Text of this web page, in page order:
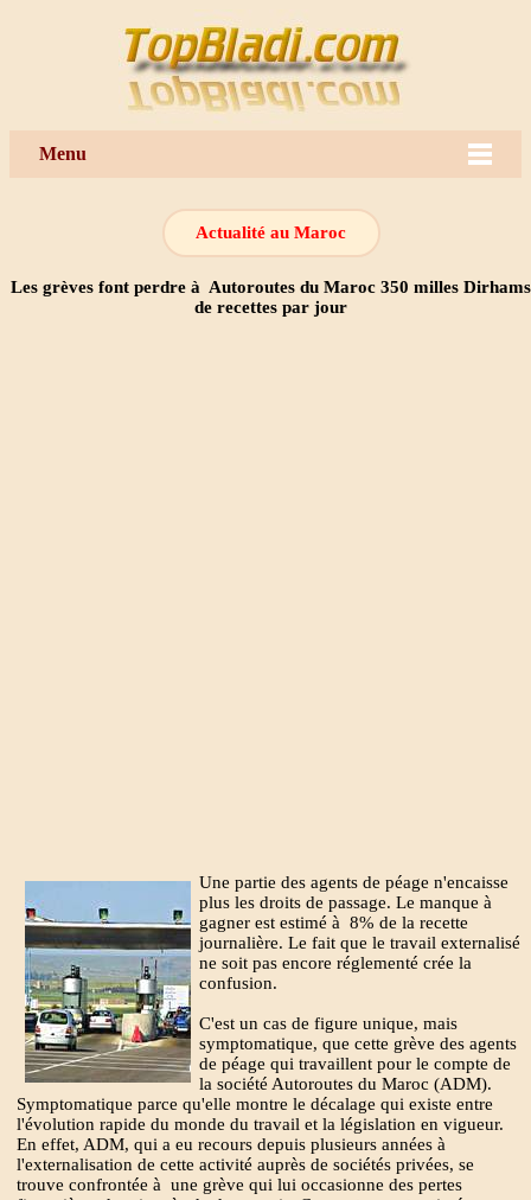
Menu
Actualité au Maroc
Les grèves font perdre à Autoroutes du Maroc 350 milles Dirhams
de recettes par jour
Une partie des agents de péage n'encaisse
plus les droits de passage. Le manque à
gagner est estimé à 8% de la recette
journalière. Le fait que le travail externalisé
ne soit pas encore réglementé crée la
confusion.
C'est un cas de figure unique, mais
symptomatique, que cette grève des agents
de péage qui travaillent pour le compte de
la société Autoroutes du Maroc (ADM).
Symptomatique parce qu'elle montre le décalage qui existe entre
l'évolution rapide du monde du travail et la législation en vigueur.
En effet, ADM, qui a eu recours depuis plusieurs années à
l'externalisation de cette activité auprès de sociétés privées, se
trouve confrontée à une grève qui lui occasionne des pertes